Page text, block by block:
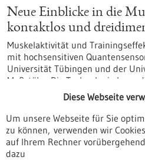
Neue Einblicke in die
kontaktlos und
Muskelaktivität und
mit hochsensitiven
Universität Tübingen und der
Maßstäbe. Die Technologie kann
Trainingssteuerung und
revolutionieren.
https://
bw.de/fachbeitrag/aktuell/neue-
muskelphysiologie-kontaktlos-
Diese Webseite
Um unsere Webseite für Sie
zu können, verwenden wir
auf Ihrem Rechner
dazu